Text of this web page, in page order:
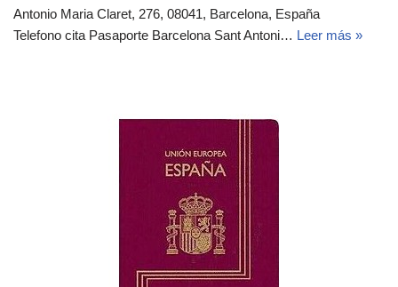
Antonio Maria Claret, 276, 08041, Barcelona, España
Telefono cita Pasaporte Barcelona Sant Antoni… Leer más »